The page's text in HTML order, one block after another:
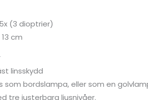
(3 dioptrier)
cm
linsskydd
som bordslampa, eller som en
tre justerbara ljusnivåer.